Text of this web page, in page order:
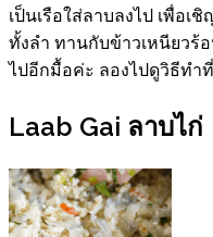
เป็นเรือใส่ลาบลงไป เพื่อเ
ทั้งลำ ทานกับข้าวเหนียวร้
ไปอีกมื้อค่ะ ลองไปดูวิธีทำ
Laab Gai ลาบไก่